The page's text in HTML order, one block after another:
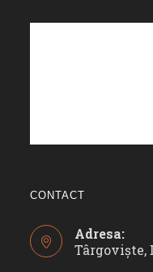
CONTACT
Adresa:
Târgoviște,